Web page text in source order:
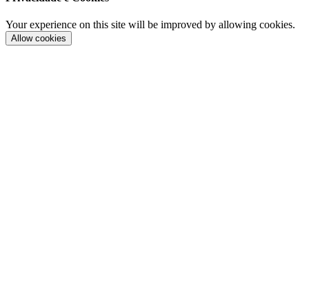
Your experience on this site will be improved by allowing cookies.
Allow cookies